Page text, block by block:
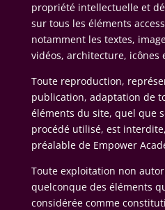
propriété intellectuelle et
sur tous les éléments
notamment les textes,
vidéos, architecture, icônes
Toute reproduction,
publication, adaptation de
éléments du site, quel que
procédé utilisé, est
préalable de Empower
Toute exploitation non
quelconque des éléments
considérée comme